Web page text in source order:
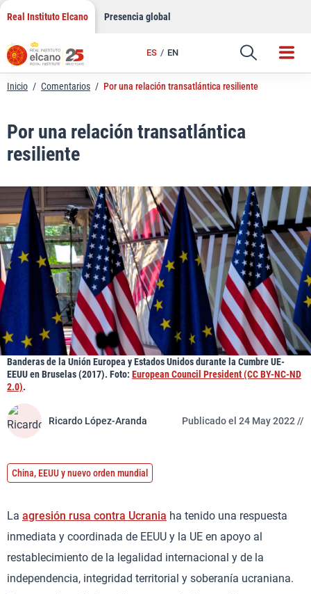
Saltar
contenido
Real Instituto Elcano Presencia global
ES EN
Enlace
Inicio / Comentarios / Por una relación transatlántica resiliente
Por una relación transatlántica
resiliente
Banderas de la Unión Europea y Estados Unidos durante la Cumbre UE-
EEUU en Bruselas (2017). Foto: European Council President (CC BY-NC-ND
2.0).
Ricardo López-Aranda Publicado el 24 May 2022 //
China, EEUU y nuevo orden mundial
La agresión rusa contra Ucrania ha tenido una respuesta
inmediata y coordinada de EEUU y la UE en apoyo al
restablecimiento de la legalidad internacional y de la
independencia, integridad territorial y soberanía ucraniana.